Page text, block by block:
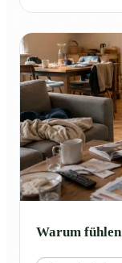
Warum fühlen